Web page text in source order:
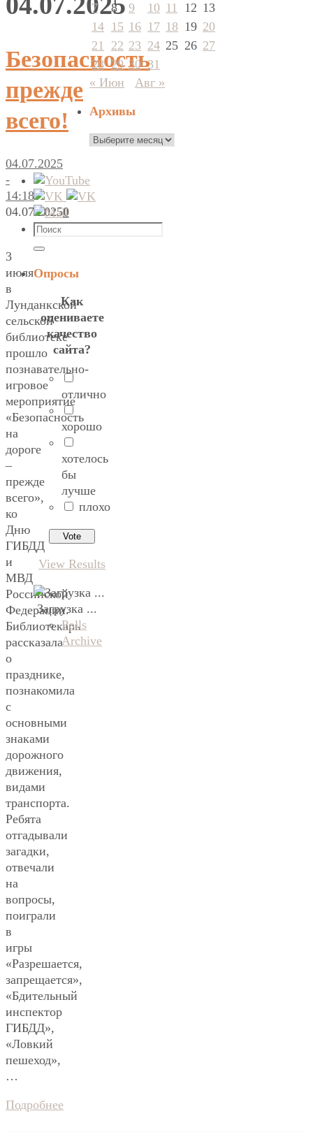
Безопасность
прежде
всего!
04.07.2025
-
14:18
04.07.20250
3
июля
в
Лунданкской
сельской
библиотеке
прошло
познавательно-
игровое
мероприятие
«Безопасность
на
дороге
–
прежде
всего»,
ко
Дню
ГИБДД
и
МВД
Российской
Федерации.
Библиотекарь
рассказала
о
празднике,
познакомила
с
основными
знаками
дорожного
движения,
видами
транспорта.
Ребята
отгадывали
загадки,
отвечали
на
вопросы,
поиграли
в
игры
«Разрешается,
запрещается»,
«Бдительный
инспектор
ГИБДД»,
«Ловкий
пешеход»,
…
Подробнее
7 8 9 10 11 12 13
14 15 16 17 18 19 20
21 22 23 24 25 26 27
28 29 30 31
« Июн
Авг »
Архивы
Архивы
Что
искать:
Поиск
Опросы
Как
оцениваете
качество
сайта?
отлично
хорошо
хотелось
бы
лучше
плохо
View Results
Загрузка ...
Polls
Archive